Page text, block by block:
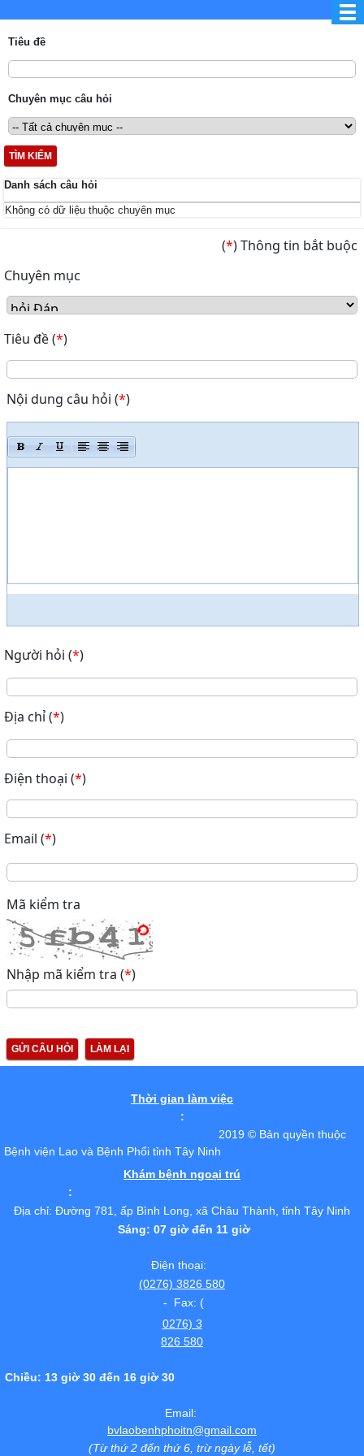
Tiêu đề
Chuyên mục câu hỏi
TÌM KIẾM
Danh sách câu hỏi
Không có dữ liệu thuộc chuyên mục
(*)Thông tin bắt buộc
Chuyên mục
Tiêu đề(*)
Nội dung câu hỏi (*)
Người hỏi (*)
Địa chỉ(*)
Điện thoại (*)
Email (*)
Mã kiểm tra
Nhập mã kiểm tra (*)
GỬI CÂU HỎI LÀM LẠI
Thời gian làm việc
:
2019 © Bản quyền thuộc
Bệnh viện Lao và Bệnh Phổi tỉnh Tây Ninh
Khám bệnh ngoại trú
:
Địa chỉ: Đường 781, ấp Bình Long, xã Châu Thành, tỉnh Tây Ninh
Sáng: 07 giờ đến 11 giờ
Điện thoại:
(0276) 3826 580
- Fax: (
0276) 3
826 580
Chiều: 13 giờ 30 đến 16 giờ 30
Email:
bvlaobenhphoitn@gmail.com
(Từ thứ 2 đến thứ 6, trừ ngày lễ, tết)